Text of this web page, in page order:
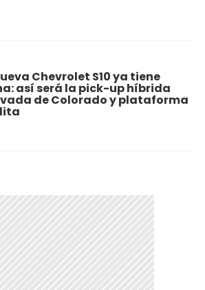
Chevrolet S10 ya tiene
así será la pick-up híbrida
de Colorado y plataforma